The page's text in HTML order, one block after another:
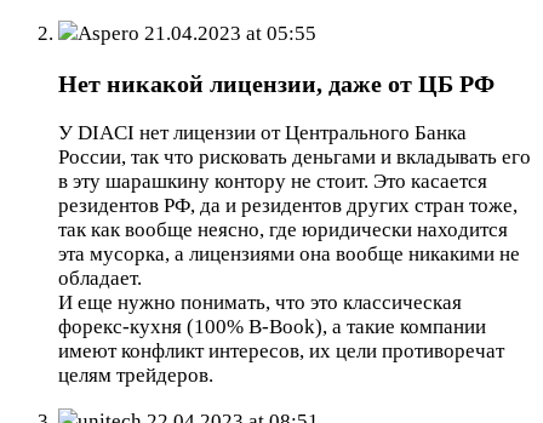
Aspero 21.04.2023 at 05:55
Нет никакой лицензии, даже от ЦБ РФ
У DIACI нет лицензии от Центрального Банка
России, так что рисковать деньгами и вкладывать его
в эту шарашкину контору не стоит. Это касается
резидентов РФ, да и резидентов других стран тоже,
так как вообще неясно, где юридически находится
эта мусорка, а лицензиями она вообще никакими не
обладает.
И еще нужно понимать, что это классическая
форекс-кухня (100% B-Book), а такие компании
имеют конфликт интересов, их цели противоречат
целям трейдеров.